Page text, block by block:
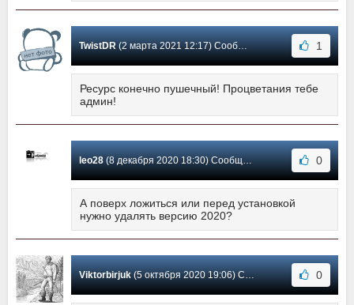
TwistDR(2 марта 2021 12:17) Сообщение #7 1
Ресурс конечно пушечный! Процветания тебе
админ!
leo28(8 декабря 2020 18:30) Сообщение #6 0
А поверх ложиться или перед установкой
нужно удалять версию 2020?
Viktorbirjuk(5 октября 2020 19:06) Сообщение #5 0